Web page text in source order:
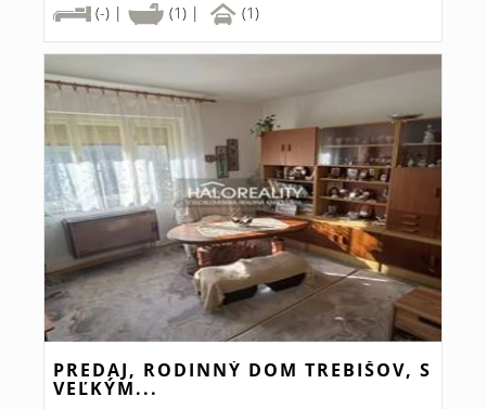
(-) |
(1) | (1)
PREDAJ, RODINNÝ DOM TREBIŠOV, S
VEĽKÝM...